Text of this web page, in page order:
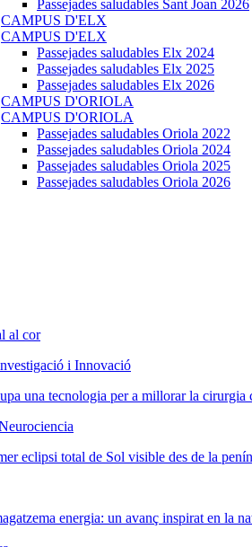
Passejades saludables Sant Joan 2026
CAMPUS D'ELX
CAMPUS D'ELX
Passejades saludables Elx 2024
Passejades saludables Elx 2025
Passejades saludables Elx 2026
CAMPUS D'ORIOLA
CAMPUS D'ORIOLA
Passejades saludables Oriola 2022
Passejades saludables Oriola 2024
Passejades saludables Oriola 2025
Passejades saludables Oriola 2026
al cor
i Innovació
una tecnologia per a millorar la cirurgia
eclipsi total de Sol visible des de la
energia: un avanç inspirat en la